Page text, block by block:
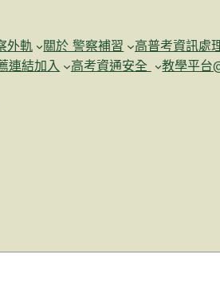
外軌 關於 警察補習 高普考資訊處
連結加入 高考資通安全 教學平台